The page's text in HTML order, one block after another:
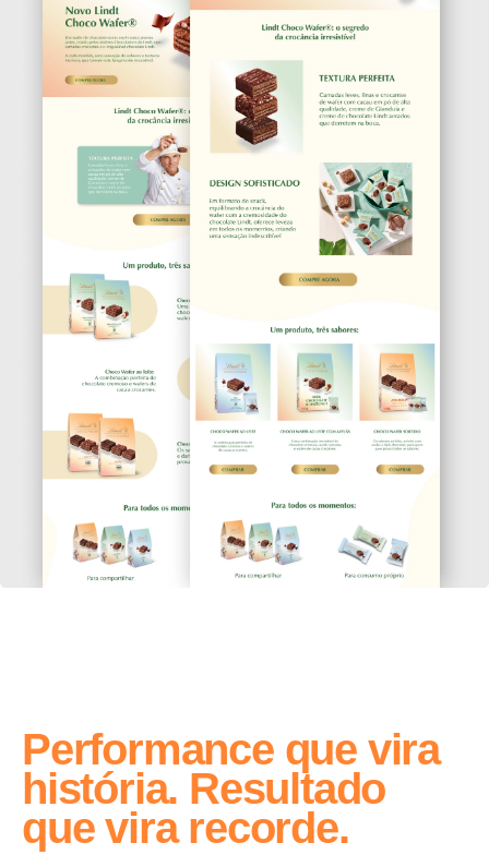
Performance que vira
história. Resultado
que vira recorde.